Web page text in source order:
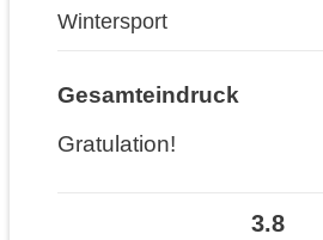
Wintersport
Gesamteindruck
Gratulation!
3.8